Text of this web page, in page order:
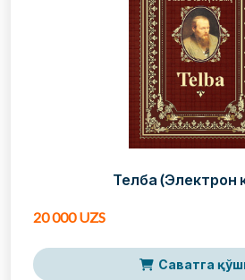
Телба (Электрон
20 000 UZS
Саватга